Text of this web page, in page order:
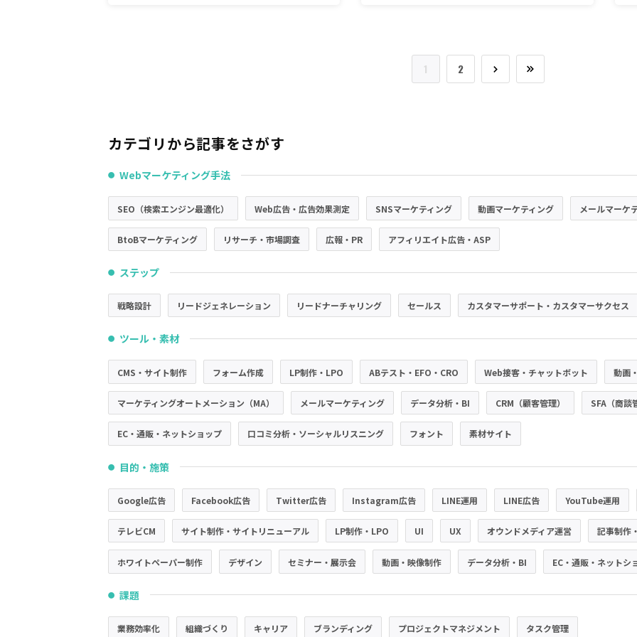
1 2
カテゴリから記事をさがす
● Webマーケティング手法
SEO（検索エンジン最適化） Web広告・広告効果測定 SNSマーケティング 動画マーケティング メールマーケ
BtoBマーケティング リサーチ・市場調査 広報・PR アフィリエイト広告・ASP
● ステップ
戦略設計 リードジェネレーション リードナーチャリング セールス カスタマーサポート・カスタマーサクセス
● ツール・素材
CMS・サイト制作 フォーム作成 LP制作・LPO ABテスト・EFO・CRO Web接客・チャットボット 動画
マーケティングオートメーション（MA） メールマーケティング データ分析・BI CRM（顧客管理） SFA（商談
EC・通販・ネットショップ 口コミ分析・ソーシャルリスニング フォント 素材サイト
● 目的・施策
Google広告 Facebook広告 Twitter広告 Instagram広告 LINE運用 LINE広告 YouTube運用
テレビCM サイト制作・サイトリニューアル LP制作・LPO UI UX オウンドメディア運営 記事制作
ホワイトペーパー制作 デザイン セミナー・展示会 動画・映像制作 データ分析・BI EC・通販・ネットシ
● 課題
業務効率化 組織づくり キャリア ブランディング プロジェクトマネジメント タスク管理